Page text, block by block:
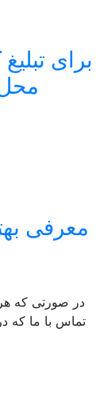
تبلیغ
صورتی که هرگونه
با ما که در